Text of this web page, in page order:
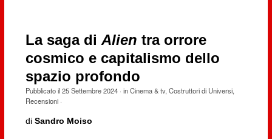
La saga di Alien tra orrore
cosmico e capitalismo dello
spazio profondo
Pubblicato il25 Settembre 2024· inCinema & tv, Costruttori di Universi,
Recensioni·
di Sandro Moiso